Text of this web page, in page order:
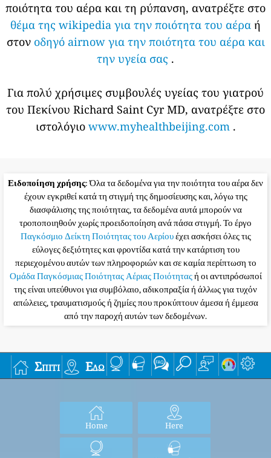
ποιότητα του αέρα και τη ρύπανση, ανατρέξτε στο
θέμα της wikipedia για την ποιότητα του αέρα ή
στον οδηγό airnow για την ποιότητα του αέρα και
την υγεία σας .
Για πολύ χρήσιμες συμβουλές υγείας του γιατρού
του Πεκίνου Richard Saint Cyr MD, ανατρέξτε στο
ιστολόγιο www.myhealthbeijing.com.
Ειδοποίηση χρήσης: Όλα τα δεδομένα για την ποιότητα του αέρα δεν
έχουν εγκριθεί κατά τη στιγμή της δημοσίευσης και, λόγω της
διασφάλισης της ποιότητας, τα δεδομένα αυτά μπορούν να
τροποποιηθούν χωρίς προειδοποίηση ανά πάσα στιγμή. Το έργο
Παγκόσμιο Δείκτη Ποιότητας του Αερίουέχει ασκήσει όλες τις
εύλογες δεξιότητες και φροντίδα κατά την κατάρτιση του
περιεχομένου αυτών των πληροφοριών και σε καμία περίπτωση το
Ομάδα Παγκόσμιας Ποιότητας Αέριας Ποιότηταςή οι αντιπρόσωποί
της είναι υπεύθυνοι για συμβόλαιο, αδικοπραξία ή άλλως για τυχόν
απώλειες, τραυματισμούς ή ζημίες που προκύπτουν άμεσα ή έμμεσα
από την παροχή αυτών των δεδομένων.
Σπίτι Εδώ
Home Here